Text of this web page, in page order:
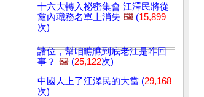
十六大轉入祕密集會 江澤民將從
黨內職務名單上消失 🖼️ (15,899
次)
諸位，幫咱瞧瞧到底老江是咋回
事？ 🖼️ (25,122次)
中國人上了江澤民的大當 (29,168
次)